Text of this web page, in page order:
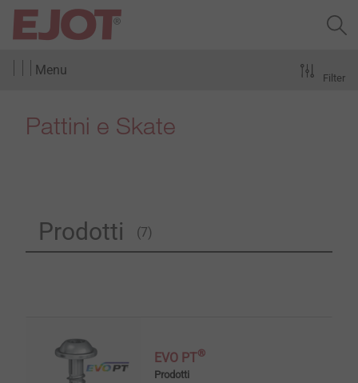
Menu
Pattini e Skate
Prodotti (7)
Filter
EVO PT®
Prodotti